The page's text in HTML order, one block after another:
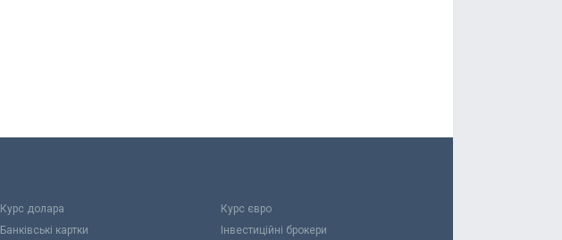
Курс долара
Курс євро
Банківські картки
Інвестиційні брокери